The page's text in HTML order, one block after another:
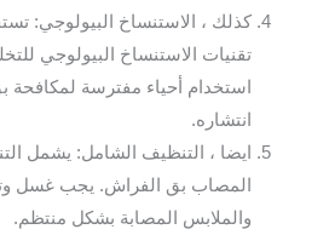
كذلك ، الاستنساخ البيولوجي:
تقنيات الاستنساخ البيولوجي
استخدام أحياء مفترسة لمكافحة
انتشاره.
ايضا ، التنظيف الشامل: يشمل
المصاب بق الفراش. يجب غسل
والملابس المصابة بشكل منتظم.